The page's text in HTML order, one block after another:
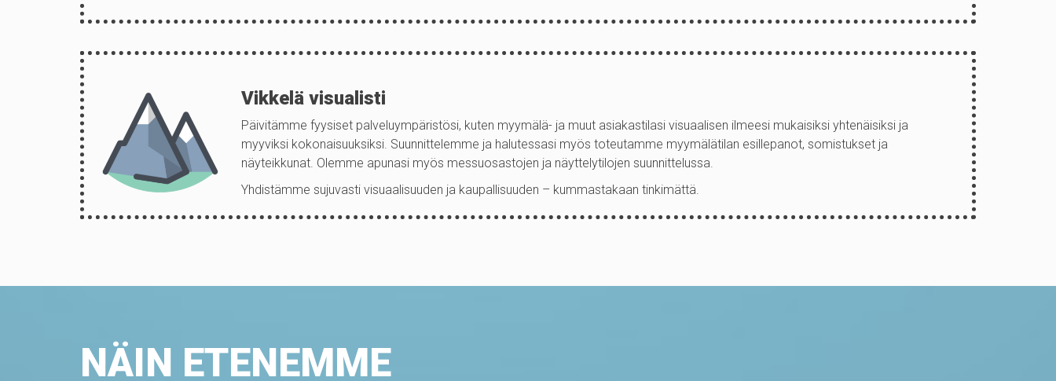
Vikkelä visualisti
Päivitämme fyysiset palveluympäristösi, kuten myymälä- ja muut asiakastilasi visuaalisen ilmeesi mukaisiksi yhtenäisiksi ja
myyviksi kokonaisuuksiksi. Suunnittelemme ja halutessasi myös toteutamme myymälätilan esillepanot, somistukset ja
näyteikkunat. Olemme apunasi myös messuosastojen ja näyttelytilojen suunnittelussa.
Yhdistämme sujuvasti visuaalisuuden ja kaupallisuuden – kummastakaan tinkimättä.
NÄIN ETENEMME